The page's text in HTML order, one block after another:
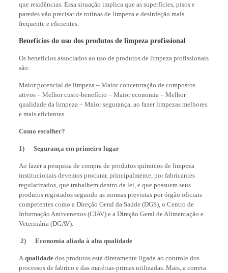
que residências. Essa situação implica que as superfícies, pisos e
paredes vão precisar de rotinas de limpeza e desinfeção mais
frequente e eficientes.
Benefícios do uso dos produtos de limpeza profissional
Os benefícios associados ao uso de produtos de limpeza profissionais
são:
Maior potencial de limpeza – Maior concentração de compostos
ativos – Melhor custo-benefício – Maior economia – Melhor
qualidade da limpeza – Maior segurança, ao fazer limpezas melhores
e mais eficientes.
Como escolher?
1) Segurança em primeiro lugar
Ao fazer a pesquisa de compra de produtos químicos de limpeza
institucionais devemos procurar, principalmente, por fabricantes
regularizados, que trabalhem dentro da lei, e que possuem seus
produtos registados segundo as normas previstas por órgão oficiais
competentes como a Direção Geral da Saúde (DGS), o Centro de
Informação Antivenenos (CIAV) e a Direção Geral de Alimentação e
Veterinária (DGAV).
2) Economia aliada à alta qualidade
A qualidadedos produtos está diretamente ligada ao controle dos
processos de fabrico e das matérias-primas utilizadas. Mais, a correta